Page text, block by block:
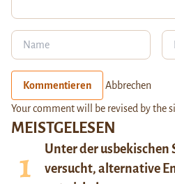
MEISTGELESEN
Unter der usbekischen
versucht, alternative
Kommentieren Abbrechen
Your comment will be revised by the